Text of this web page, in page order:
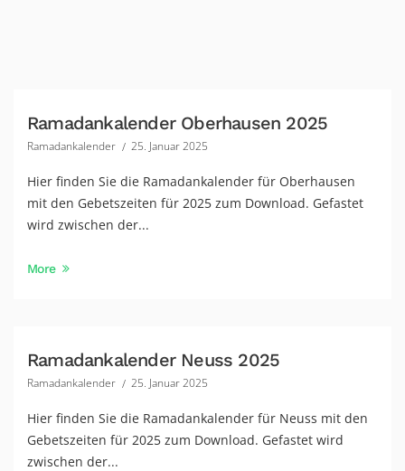
Ramadankalender Oberhausen 2025
Ramadankalender 25. Januar 2025
Hier finden Sie die Ramadankalender für Oberhausen
mit den Gebetszeiten für 2025 zum Download. Gefastet
wird zwischen der...
More
Ramadankalender Neuss 2025
Ramadankalender 25. Januar 2025
Hier finden Sie die Ramadankalender für Neuss mit den
Gebetszeiten für 2025 zum Download. Gefastet wird
zwischen der...